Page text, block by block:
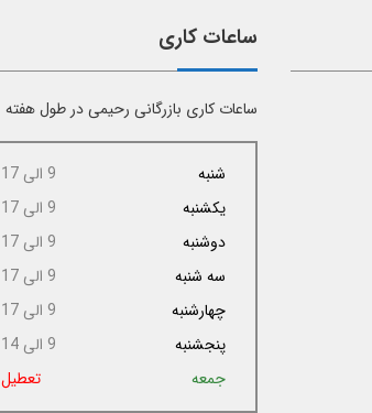
ساعات کاری
ساعات کاری بازرگانی رحیمی در طول هفته
شنبه
9 الی 17
یکشنبه
9 الی 17
دوشنبه
9 الی 17
سه شنبه
9 الی 17
چهارشنبه
9 الی 17
پنجشنبه
9 الی 14
جمعه
تعطیل